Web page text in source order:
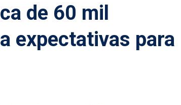
de 60 mil
expectativas para